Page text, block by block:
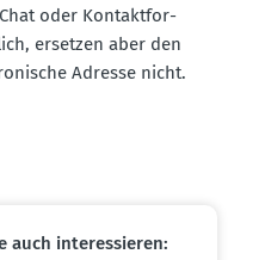
oder Kontakt­for­
ersetzen aber den
Adresse nicht.
auch inter­es­sieren: